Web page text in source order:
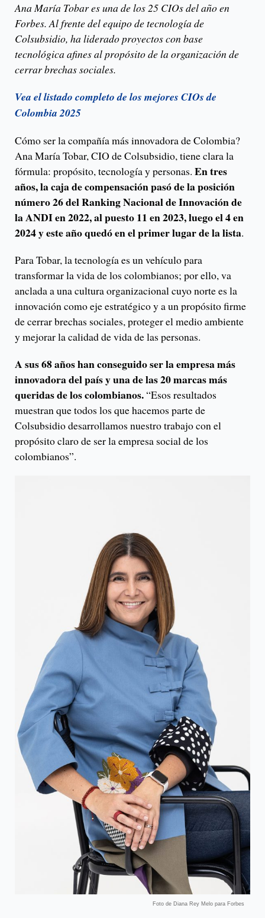
Ana María Tobar es una de los 25 CIOs del año en
Forbes. Al frente del equipo de tecnología de
Colsubsidio, ha liderado proyectos con base
tecnológica afines al propósito de la organización de
cerrar brechas sociales.
Vea el listado completo de los mejores CIOs de
Colombia 2025
Cómo ser la compañía más innovadora de Colombia?
Ana María Tobar, CIO de Colsubsidio, tiene clara la
fórmula: propósito, tecnología y personas. En tres
años, la caja de compensación pasó de la posición
número 26 del Ranking Nacional de Innovación de
la ANDI en 2022, al puesto 11 en 2023, luego el 4 en
2024 y este año quedó en el primer lugar de la lista.
Para Tobar, la tecnología es un vehículo para
transformar la vida de los colombianos; por ello, va
anclada a una cultura organizacional cuyo norte es la
innovación como eje estratégico y a un propósito firme
de cerrar brechas sociales, proteger el medio ambiente
y mejorar la calidad de vida de las personas.
A sus 68 años han conseguido ser la empresa más
innovadora del país y una de las 20 marcas más
queridas de los colombianos.“Esos resultados
muestran que todos los que hacemos parte de
Colsubsidio desarrollamos nuestro trabajo con el
propósito claro de ser la empresa social de los
colombianos”.
Foto de Diana Rey Melo para Forbes